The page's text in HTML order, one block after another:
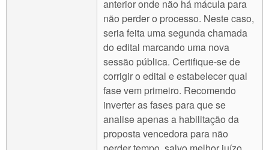
anterior onde não há mácula para
não perder o processo. Neste caso,
seria feita uma segunda chamada
do edital marcando uma nova
sessão pública. Certifique-se de
corrigir o edital e estabelecer qual
fase vem primeiro. Recomendo
inverter as fases para que se
analise apenas a habilitação da
proposta vencedora para não